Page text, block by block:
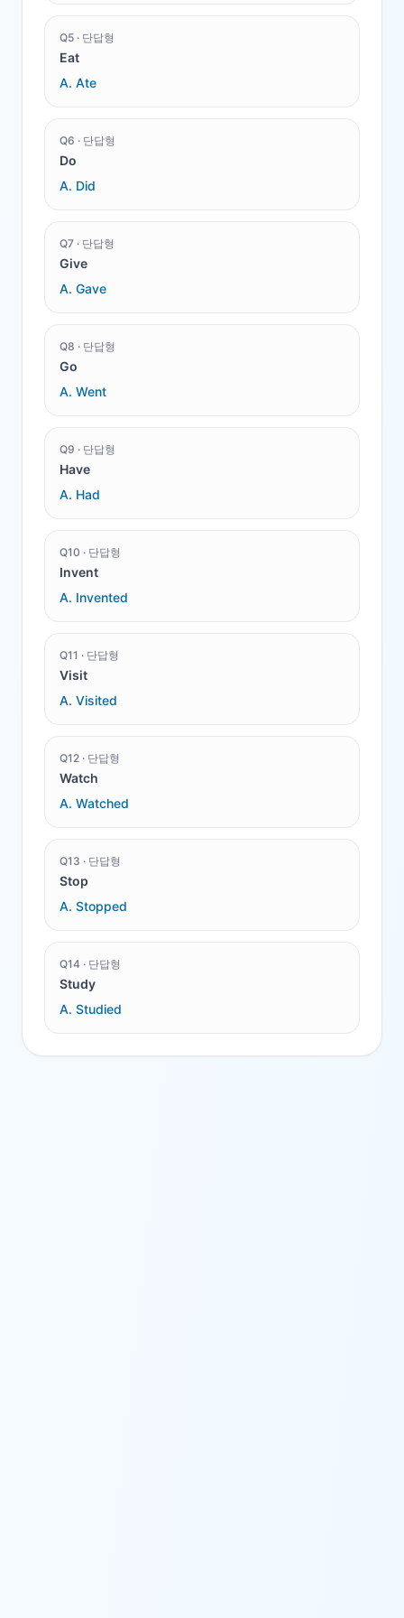
Q5 · 단답형
Eat
A. Ate
Q6 · 단답형
Do
A. Did
Q7 · 단답형
Give
A. Gave
Q8 · 단답형
Go
A. Went
Q9 · 단답형
Have
A. Had
Q10 · 단답형
Invent
A. Invented
Q11 · 단답형
Visit
A. Visited
Q12 · 단답형
Watch
A. Watched
Q13 · 단답형
Stop
A. Stopped
Q14 · 단답형
Study
A. Studied